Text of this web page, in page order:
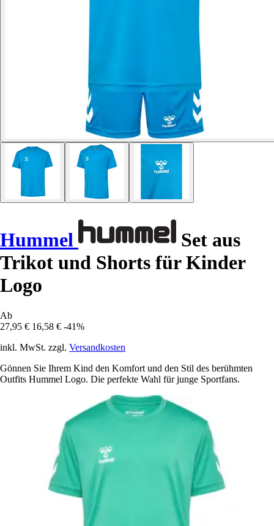
Hummel
Set aus
Trikot und Shorts für Kinder
Logo
Ab
27,95 € 16,58 € -41%
inkl. MwSt. zzgl. Versandkosten
Gönnen Sie Ihrem Kind den Komfort und den Stil des berühmten
Outfits Hummel Logo. Die perfekte Wahl für junge Sportfans.